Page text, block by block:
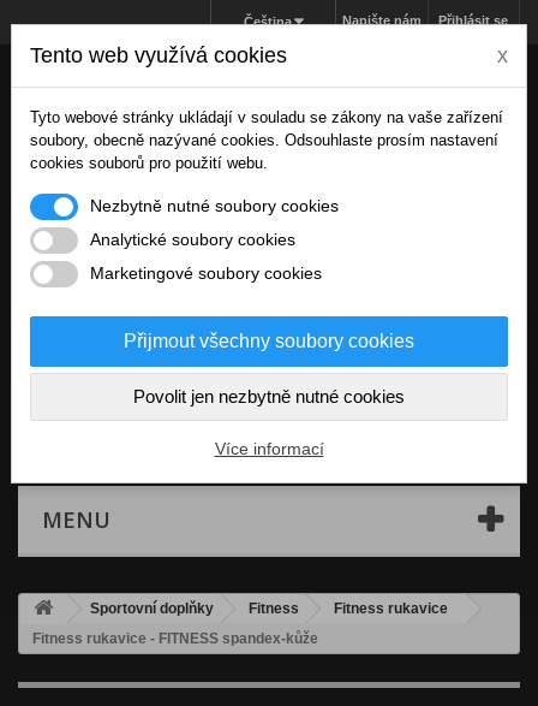
Přihlásit se
Napište nám
Čeština
Košík
MENU
Sportovní doplňky Fitness
Fitness rukavice
Fitness rukavice - FITNESS spandex-kůže
Tento web využívá cookies x
Tyto webové stránky ukládají v souladu se zákony na vaše zařízení
soubory, obecně nazývané cookies. Odsouhlaste prosím nastavení
cookies souborů pro použití webu.
Nezbytně nutné soubory cookies
Analytické soubory cookies
Marketingové soubory cookies
Přijmout všechny soubory cookies
Povolit jen nezbytně nutné cookies
Více informací